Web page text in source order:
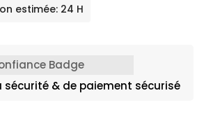
estimée: 24 H
& de paiement sécurisé